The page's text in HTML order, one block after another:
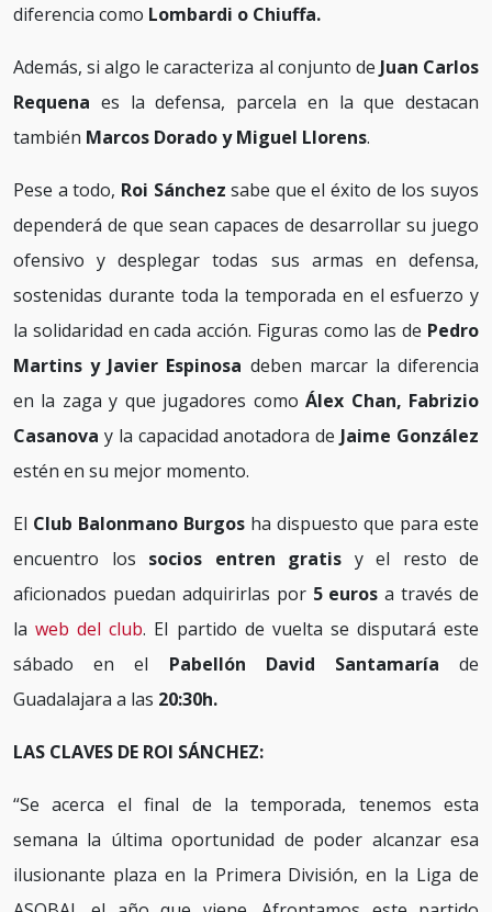
diferencia como Lombardi o Chiuffa.
Además, si algo le caracteriza al conjunto de Juan Carlos
Requena es la defensa, parcela en la que destacan
también Marcos Dorado y Miguel Llorens.
Pese a todo, Roi Sánchez sabe que el éxito de los suyos
dependerá de que sean capaces de desarrollar su juego
ofensivo y desplegar todas sus armas en defensa,
sostenidas durante toda la temporada en el esfuerzo y
la solidaridad en cada acción. Figuras como las de Pedro
Martins y Javier Espinosa deben marcar la diferencia
en la zaga y que jugadores comoÁlex Chan, Fabrizio
Casanova y la capacidad anotadora de Jaime González
estén en su mejor momento.
El Club Balonmano Burgos ha dispuesto que para este
encuentro los socios entren gratis y el resto de
aficionados puedan adquirirlas por 5 euros a través de
laweb del club. El partido de vuelta se disputará este
sábado en el Pabellón David Santamaría de
Guadalajara a las 20:30h.
LAS CLAVES DE ROI SÁNCHEZ:
“Se acerca el final de la temporada, tenemos esta
semana la última oportunidad de poder alcanzar esa
ilusionante plaza en la Primera División, en la Liga de